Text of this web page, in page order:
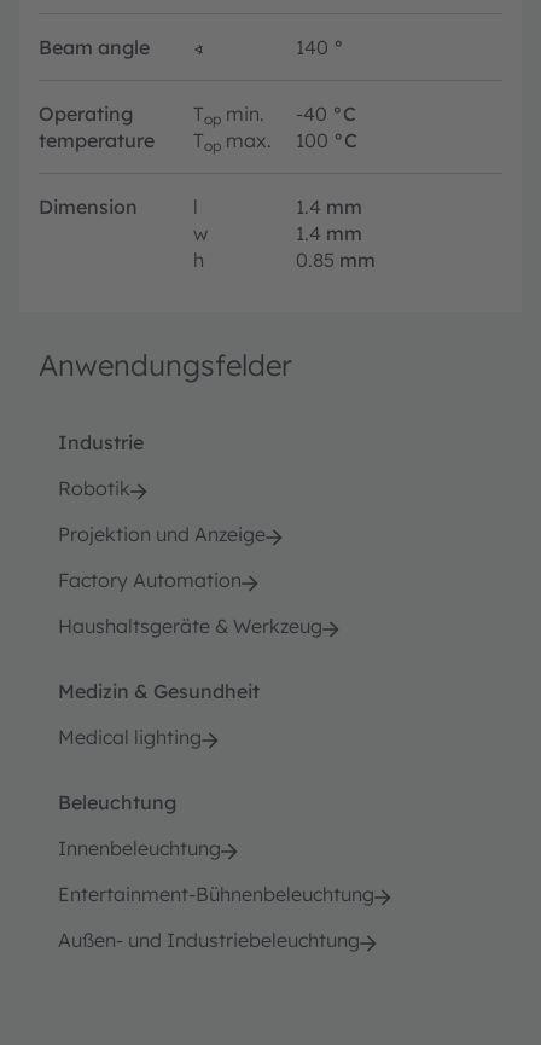
Beam angle ∢ 140 °
Operating
temperature
Top min. -40 °C
Top max. 100 °C
Dimension l 1.4 mm
w
1.4 mm
h
0.85 mm
Anwendungsfelder
Industrie
Robotik
Projektion und Anzeige
Factory Automation
Haushaltsgeräte & Werkzeug
Medizin & Gesundheit
Medical lighting
Beleuchtung
Innenbeleuchtung
Entertainment-Bühnenbeleuchtung
Außen- und Industriebeleuchtung